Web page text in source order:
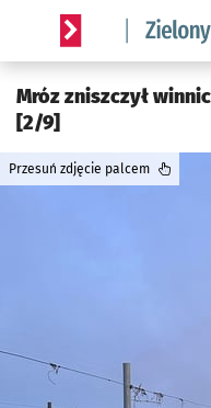
Serwis informacyjny
Mróz zniszczył
[2/9]
Przesuń zdjęcie palcem